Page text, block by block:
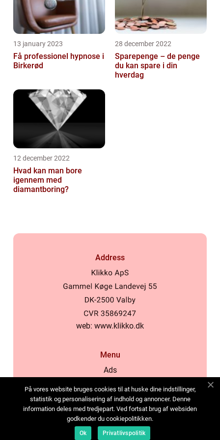
13 january 2023
Få professionel hypnose i
Birkerød
28 december 2022
Sparepenge – de penge
du kan spare i din
hverdag
12 december 2022
Hvad kan man bore
igennem med
diamantboring?
Address
web: www.klikko.dk
Menu
Ads
Cookies
Contact
Sitemap
På vores website bruges cookies til at huske dine indstillinger,
statistik og personalisering af indhold og annoncer. Denne
information deles med tredjepart. Ved fortsat brug af websiden
godkender du cookiepolitikken.
Ok Privatlivspolitik